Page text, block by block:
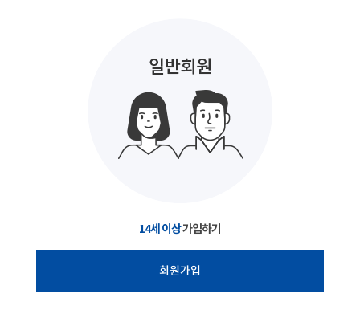
14세 이상가입하기
회원가입